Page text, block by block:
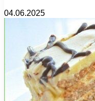
04.06.2025